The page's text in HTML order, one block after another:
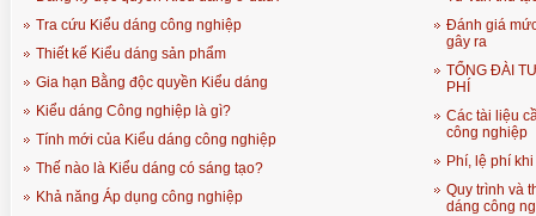
Tra cứu Kiểu dáng công nghiệp
Thiết kế Kiểu dáng sản phẩm
Gia hạn Bằng độc quyền Kiểu dáng
Kiểu dáng Công nghiệp là gì?
Tính mới của Kiểu dáng công nghiệp
Thế nào là Kiểu dáng có sáng tạo?
Khả năng Áp dụng công nghiệp
Đánh giá
gây ra
TỔNG ĐÀI
PHÍ
Các tài liệu
công nghiệp
Phí, lệ phí
Quy trình và
dáng công